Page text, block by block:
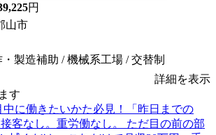
円
山市
製造補助 / 機械系工場 / 交替制
詳細を表示
す